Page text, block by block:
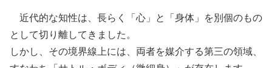
近代的な知性は、長らく「心」と「身体」を別個のもの
として切り離してきました。
しかし、その境界線上には、両者を媒介する第三の領域、